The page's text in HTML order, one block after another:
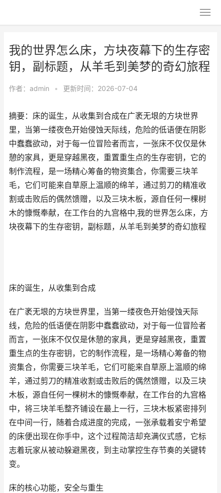
我的世界怎么床，方块夜幕下的生存密
钥，副标题，从羊毛到美梦的奇幻旅程
作者： admin • 更新时间：2026-07-04
摘要：床的诞生，从收集到合成在广袤无垠的方块世界
里，当第一缕夜色开始侵蚀天际线，危险的低语便在阴影
中蠢蠢欲动，对于每一位冒险者而言，一张床不仅仅是休
憩的家具，更是穿越黑夜，重置重生点的生存密钥，它的
制作流程，是一场精心筹备的物资集合，你需要三块羊
毛，它们可能来自草原上温顺的绵羊，通过剪刀的精准收
割或击败后的偶然馈赠，以及三块木板，源自任何一棵树
木的慷慨奉献，在工作台的九宫格中,我的世界怎么床，方
块夜幕下的生存密钥，副标题，从羊毛到美梦的奇幻旅程
床的诞生，从收集到合成
在广袤无垠的方块世界里，当第一缕夜色开始侵蚀天际
线，危险的低语便在阴影中蠢蠢欲动，对于每一位冒险者
而言，一张床不仅仅是休憩的家具，更是穿越黑夜，重置
重生点的生存密钥，它的制作流程，是一场精心筹备的物
资集合，你需要三块羊毛，它们可能来自草原上温顺的绵
羊，通过剪刀的精准收割或击败后的偶然馈赠，以及三块
木板，源自任何一棵树木的慷慨奉献，在工作台的九宫格
中，将三块羊毛整齐铺设在最上一行，三块木板紧密排列
在中间一行，随着合成进度的完成，一张承载着安宁希望
的床便出现在你手中，这个过程简洁却充满仪式感，它标
志着玩家从被动躲避黑夜，到主动掌控生存节奏的关键转
变。
床的核心功能，安全与重生